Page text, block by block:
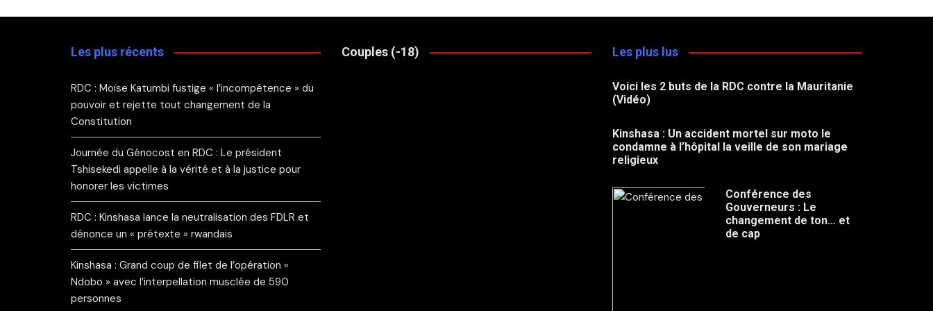
Les plus récents
RDC : Moïse Katumbi fustige « l’incompétence » du
pouvoir et rejette tout changement de la
Constitution
Journée du Génocost en RDC : Le président
Tshisekedi appelle à la vérité et à la justice pour
honorer les victimes
RDC : Kinshasa lance la neutralisation des FDLR et
dénonce un « prétexte » rwandais
Kinshasa : Grand coup de filet de l’opération «
Ndobo » avec l’interpellation musclée de 590
personnes
Couples (-18) Les plus lus
Voici les 2 buts de la RDC contre la Mauritanie
(Vidéo)
Kinshasa : Un accident mortel sur moto le
condamne à l’hôpital la veille de son mariage
religieux
Conférence des
Gouverneurs : Le
changement de ton… et
de cap